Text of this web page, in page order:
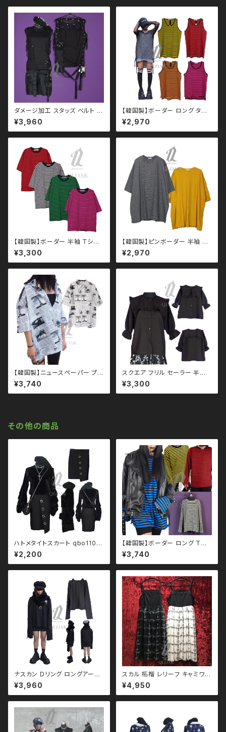
ダメージ加工 スタッズ ベルト レ
ースアップ タンクトップ qto11
0008 モノトーン ブラックコー
デ 黒コーデ モード 系 ゴス ゴシ
系 韓国ファッション ストリート
系 原宿 個性的 drughoney ド
ラッグハニー drug honey
¥3,960
【韓国製】ボーダー ロング タン
クトップ qto110010 大きい
サイズ ユニセックス ビッグシル
エット オーバーサイズ ドロップ
韓国ファッション ストリート系
原宿 韓国ブランド ninenuts ナ
インナッツ
¥2,970
【韓国製】ボーダー 半袖 Ｔシャ
ツ qto110005 大きいサイズ
ユニセックス ビッグシルエット
オーバーサイズ ドロップショル
ァッション ストリート系 原宿 韓
国ブランド ninenuts ナインナ
ッツ
¥3,300
【韓国製】ピンボーダー 半袖 ビ
ッグTシャツ qto110012 大
きいサイズ ユニセックス ビッグ
シルエット オーバーサイズ ロン
国ファッション ストリート系
¥2,970
【韓国製】ニュースペーパー プリ
ント 半袖 シャツ qto110011
大きいサイズ ユニセックス ビッ
グシルエット オーバーサイズ ロ
ストリート系 原宿 韓国ブランド
¥3,740
スクエア フリル セーラー 半袖
ブラウス qto110005 モノト
ーン ブラックコーデ 黒コーデ モ
ード 系 ゴス ゴシック ゴスロリ
¥3,300
その他の商品
ハトメタイトスカート qbo1100
09 モノトーン ブラックコーデ
黒コーデ モード 系 ゴス ゴシッ
ク ゴスロリ パンク ロック Ｖ 系
原宿 個性的
¥2,200
【韓国製】ボーダー ロング Ｔシ
ャツ qto110025 大きいサイズ
ユニセックス ビッグシルエット
オーバーサイズ ドロップショル
ァッション ストリート系 原宿 韓
国ブランド ninenuts ナインナ
ッツ
¥3,740
ナスカン Dリング ロングアーム
トップス ユニセックス ビッグシル
エット オーバーサイズ ロングア
ーム ドロップショルダー モノト
ード 系 ゴス ゴシック ゴスロリ
パンク ロック Ｖ 系 韓国ファッシ
ョン ストリート系 原宿 個性的 q
¥3,960
スカル 柘榴 レリーフ キャミワン
ピース qse110006 モノト
ーン ブラックコーデ 黒コーデ モ
ード 系 ゴス ゴシック ゴスロリ
ug honey
¥4,950